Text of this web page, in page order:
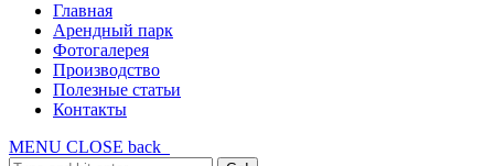
Главная
Арендный парк
Фотогалерея
Производство
Полезные статьи
Контакты
MENU CLOSE back